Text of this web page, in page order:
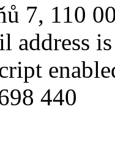
7, 110
address
440